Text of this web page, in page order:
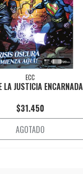
ECC
LA JUSTICIA ENCARNADA
$31.450
AGOTADO